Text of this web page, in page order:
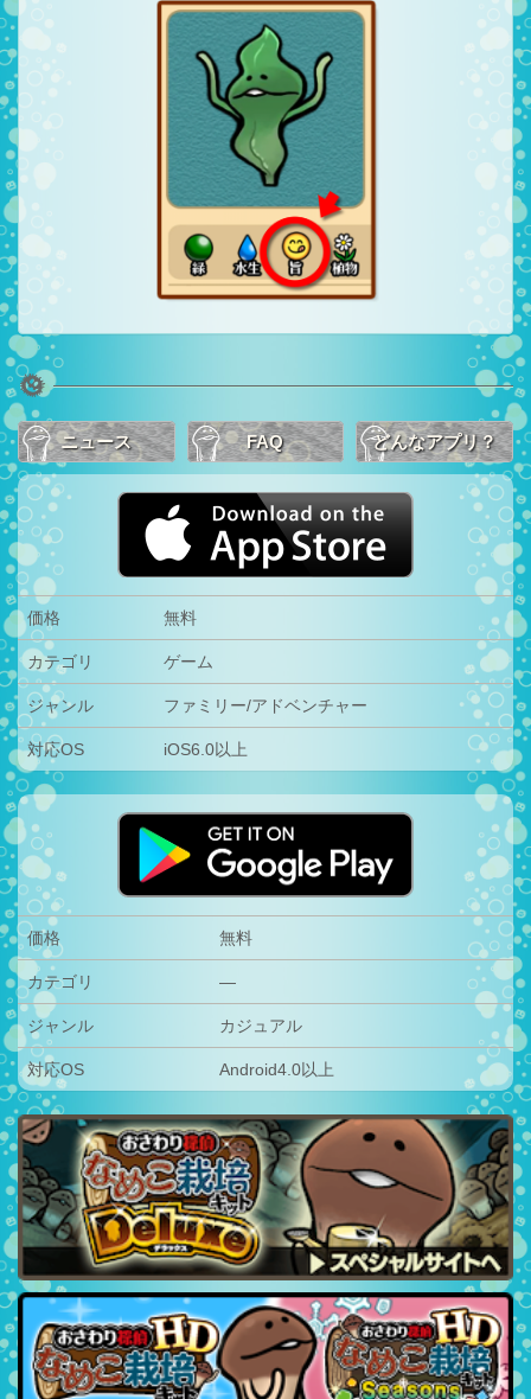
ニュース FAQ どんなアプリ？
価格 無料
カテゴリ ゲーム
ジャンル ファミリー/アドベンチャー
対応OS iOS6.0以上
価格 無料
カテゴリ —
ジャンル カジュアル
対応OS Android4.0以上